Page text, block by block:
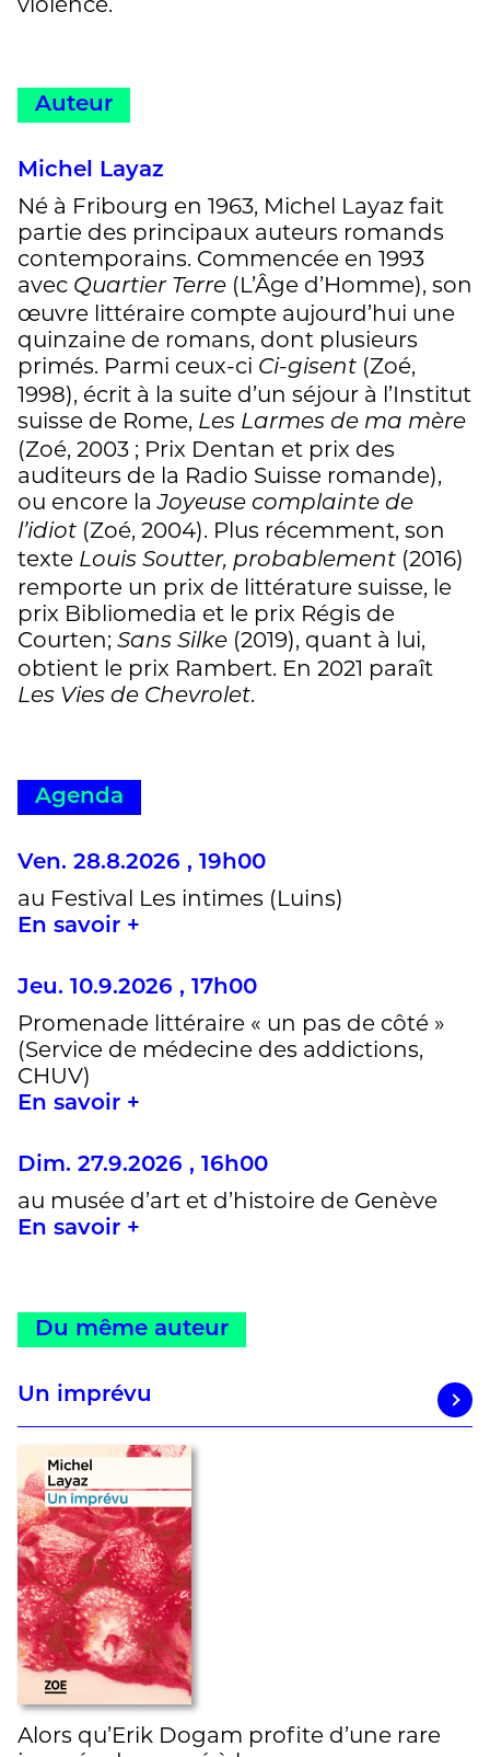
Auteur
Michel Layaz
Né à Fribourg en 1963, Michel Layaz fait
partie des principaux auteurs romands
contemporains. Commencée en 1993
avec Quartier Terre (L’Âge d’Homme), son
œuvre littéraire compte aujourd’hui une
quinzaine de romans, dont plusieurs
primés. Parmi ceux-ci Ci-gisent (Zoé,
1998), écrit à la suite d’un séjour à l’Institut
suisse de Rome, Les Larmes de ma mère
(Zoé, 2003 ; Prix Dentan et prix des
auditeurs de la Radio Suisse romande),
ou encore laJoyeuse complainte de
l’idiot (Zoé, 2004). Plus récemment, son
texte Louis Soutter, probablement (2016)
remporte un prix de littérature suisse, le
prix Bibliomedia et le prix Régis de
Courten; Sans Silke (2019), quant à lui,
obtient le prix Rambert. En 2021 paraît
Les Vies de Chevrolet.
Agenda
Ven. 28.8.2026 , 19h00
au Festival Les intimes (Luins)
En savoir +
Jeu. 10.9.2026 , 17h00
Promenade littéraire « un pas de côté »
(Service de médecine des addictions,
CHUV)
En savoir +
Dim. 27.9.2026 , 16h00
au musée d’art et d’histoire de Genève
En savoir +
Du même auteur
Un imprévu
Alors qu’Erik Dogam profite d’une rare